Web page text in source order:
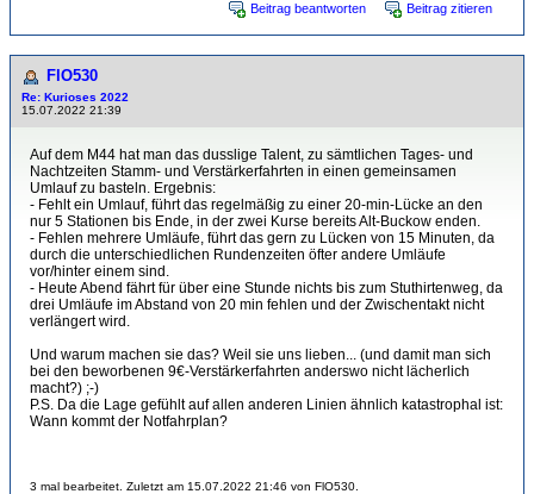
Beitrag beantworten Beitrag zitieren
FlO530
Re: Kurioses 2022
15.07.2022 21:39
Auf dem M44 hat man das dusslige Talent, zu sämtlichen Tages- und
Nachtzeiten Stamm- und Verstärkerfahrten in einen gemeinsamen
Umlauf zu basteln. Ergebnis:
- Fehlt ein Umlauf, führt das regelmäßig zu einer 20-min-Lücke an den
nur 5 Stationen bis Ende, in der zwei Kurse bereits Alt-Buckow enden.
- Fehlen mehrere Umläufe, führt das gern zu Lücken von 15 Minuten, da
durch die unterschiedlichen Rundenzeiten öfter andere Umläufe
vor/hinter einem sind.
- Heute Abend fährt für über eine Stunde nichts bis zum Stuthirtenweg, da
drei Umläufe im Abstand von 20 min fehlen und der Zwischentakt nicht
verlängert wird.
Und warum machen sie das? Weil sie uns lieben... (und damit man sich
bei den beworbenen 9€-Verstärkerfahrten anderswo nicht lächerlich
macht?) ;-)
P.S. Da die Lage gefühlt auf allen anderen Linien ähnlich katastrophal ist:
Wann kommt der Notfahrplan?
3 mal bearbeitet. Zuletzt am 15.07.2022 21:46 von FlO530.